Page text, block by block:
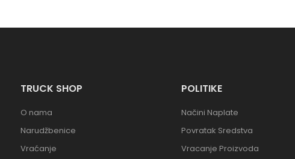
TRUCK SHOP
O nama
Narudžbenice
Vraćanje
POLITIKE
Načini Naplate
Povratak Sredstva
Vracanje Proizvoda